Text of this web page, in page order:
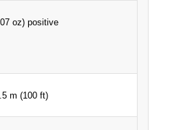
oz) positive
m (100 ft)